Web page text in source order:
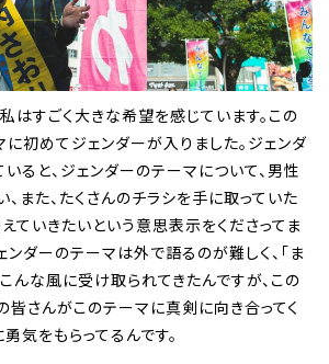
はすごく大きな希望を感じています。この
初めてジェンダーが入りました。ジェンダ
ると、ジェンダーのテーマについて、男性
また、たくさんのチラシを手に取っていた
ていきたいという意思表示をくださってま
ンダーのテーマは外で語るのが難しく、「ま
こんな風に受け取られてきたんですが、この
さんがこのテーマに真剣に向き合ってく
気をもらってるんです。